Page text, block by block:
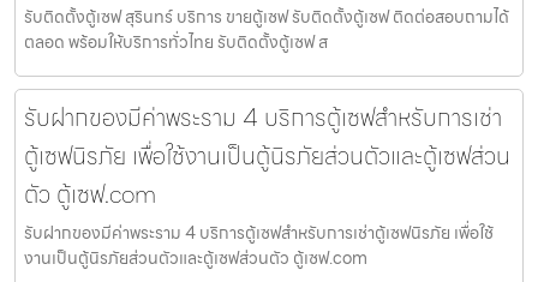
รับติดตั้งตู้เซฟ สุรินทร์ บริการ ขายตู้เซฟ รับติดตั้งตู้เซฟ ติดต่อสอบถามได้
ตลอด พร้อมให้บริการทั่วไทย รับติดตั้งตู้เซฟ ส
รับฝากของมีค่าพระราม 4 บริการตู้เซฟสำหรับการเช่า
ตู้เซฟนิรภัย เพื่อใช้งานเป็นตู้นิรภัยส่วนตัวและตู้เซฟส่วน
ตัว ตู้เซฟ.com
รับฝากของมีค่าพระราม 4 บริการตู้เซฟสำหรับการเช่าตู้เซฟนิรภัย เพื่อใช้
งานเป็นตู้นิรภัยส่วนตัวและตู้เซฟส่วนตัว ตู้เซฟ.com